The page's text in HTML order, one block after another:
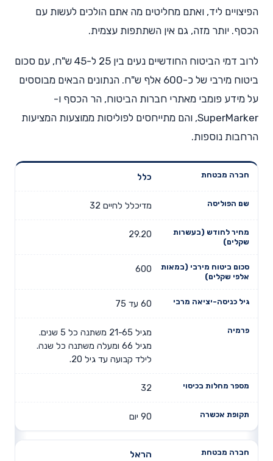
הפיצויים ליד, ואתם מחליטים מה אתם הולכים לעשות עם
הכסף. יותר מזה, גם אין השתתפות עצמית.
לרוב דמי הביטוח החודשיים נעים בין 25 ל-45 ש"ח, עם סכום
ביטוח מירבי של כ-600 אלף ש"ח. הנתונים הבאים מבוססים
על מידע פומבי מאתרי חברות הביטוח, הר הכסף ו-
SuperMarker, והם מתייחסים לפוליסות ממוצעות המציעות
הרחבות נוספות.
מבטחת
הפוליסה
(בעשרות
כלל
מדיכלל לחיים 32
29.20
600
60 עד 75
מגיל 21-65 משתנה כל 5 שנים.
מגיל 66 ומעלה משתנה כל שנה.
לילד קבועה עד גיל 20.
32
90 יום
הראל